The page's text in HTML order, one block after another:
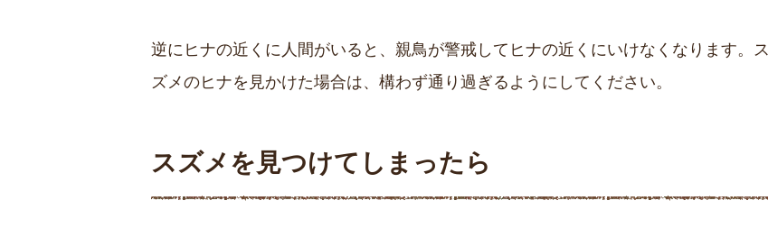
逆にヒナの近くに人間がいると、親鳥が警戒してヒナの近くにいけなくなります。ス
ズメのヒナを見かけた場合は、構わず通り過ぎるようにしてください。
スズメを見つけてしまったら